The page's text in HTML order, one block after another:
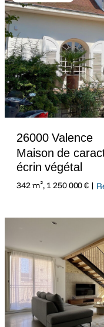
26000 Valence
Maison de
écrin végétal
342 m², 1 250 000 € |